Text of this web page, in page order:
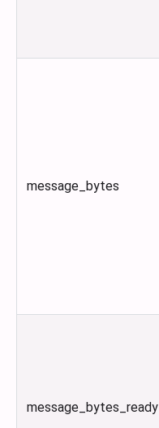
message_bytes
message_bytes_ready